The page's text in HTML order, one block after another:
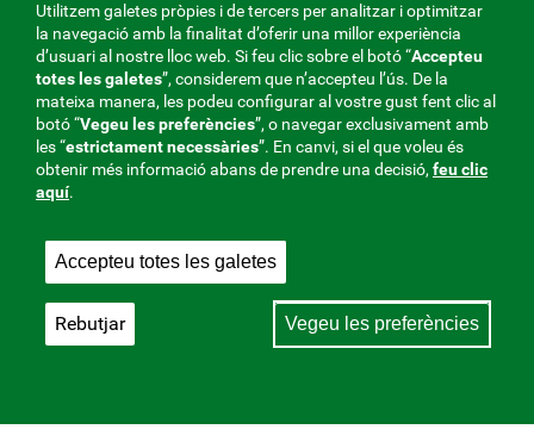
Utilitzem galetes pròpies i de tercers per analitzar i optimitzar
la navegació amb la finalitat d’oferir una millor experiència
d’usuari al nostre lloc web. Si feu clic sobre el botó “Accepteu
totes les galetes”, considerem que n’accepteu l’ús. De la
mateixa manera, les podeu configurar al vostre gust fent clic al
botó “Vegeu les preferències”, o navegar exclusivament amb
les “estrictamentnecessàries”. En canvi, si el que voleu és
obtenir més informació abans de prendre una decisió, feu clic
aquí.
Accepteu totes les galetes
Vegeu les preferències
Rebutjar